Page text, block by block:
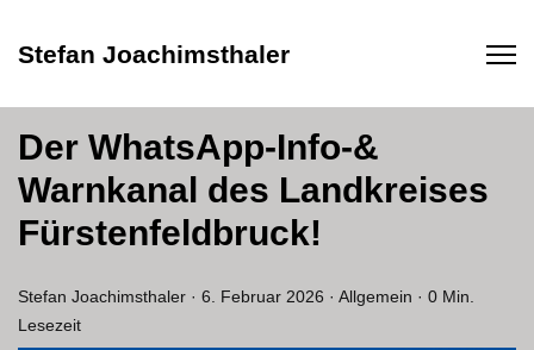
Stefan Joachimsthaler
Der WhatsApp-Info-&
Warnkanal des Landkreises
Fürstenfeldbruck!
Stefan Joachimsthaler · 6. Februar 2026 · Allgemein · 0 Min.
Lesezeit